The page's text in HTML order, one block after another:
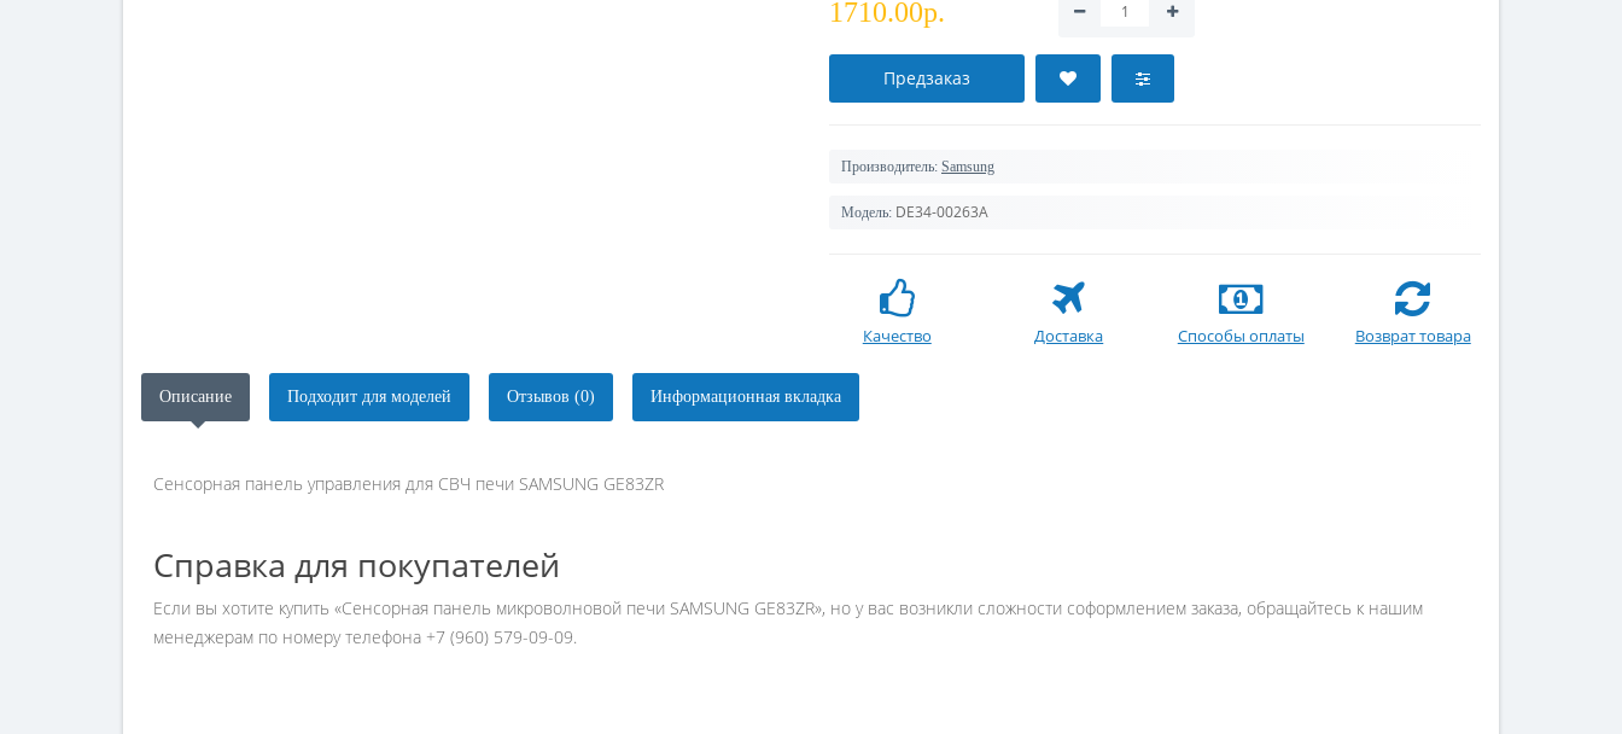
1710.00р.
Предзаказ
Производитель: Samsung
Модель: DE34-00263A
Качество Доставка Способы оплаты Возврат товара
Описание Подходит для моделей Отзывов (0) Информационная вкладка
Сенсорная панель управления для СВЧ печи SAMSUNG GE83ZR
Справка для покупателей
Если вы хотите купить «Сенсорная панель микроволновой печи SAMSUNG GE83ZR», но у вас возникли сложности соформлением заказа, обращайтесь к нашим
менеджерам по номеру телефона +7 (960) 579-09-09.